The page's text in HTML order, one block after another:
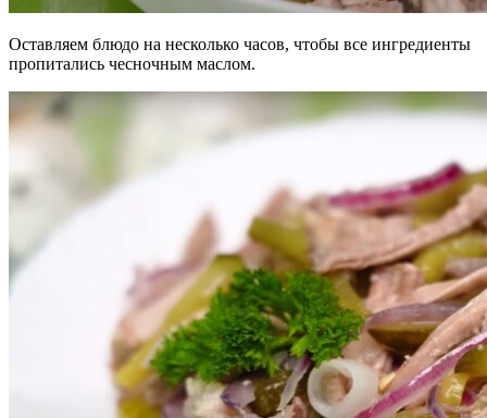
Оставляем блюдо на несколько часов, чтобы все ингредиенты
пропитались чесночным маслом.